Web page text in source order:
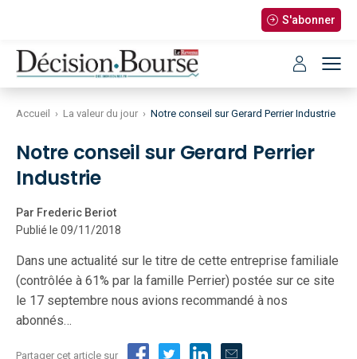
S'abonner
Accueil › La valeur du jour › Notre conseil sur Gerard Perrier Industrie
Notre conseil sur Gerard Perrier
Industrie
Par Frederic Beriot
Publié le 09/11/2018
Dans une actualité sur le titre de cette entreprise familiale
(contrôlée à 61% par la famille Perrier) postée sur ce site
le 17 septembre nous avions recommandé à nos
abonnés…
Partager cet article sur